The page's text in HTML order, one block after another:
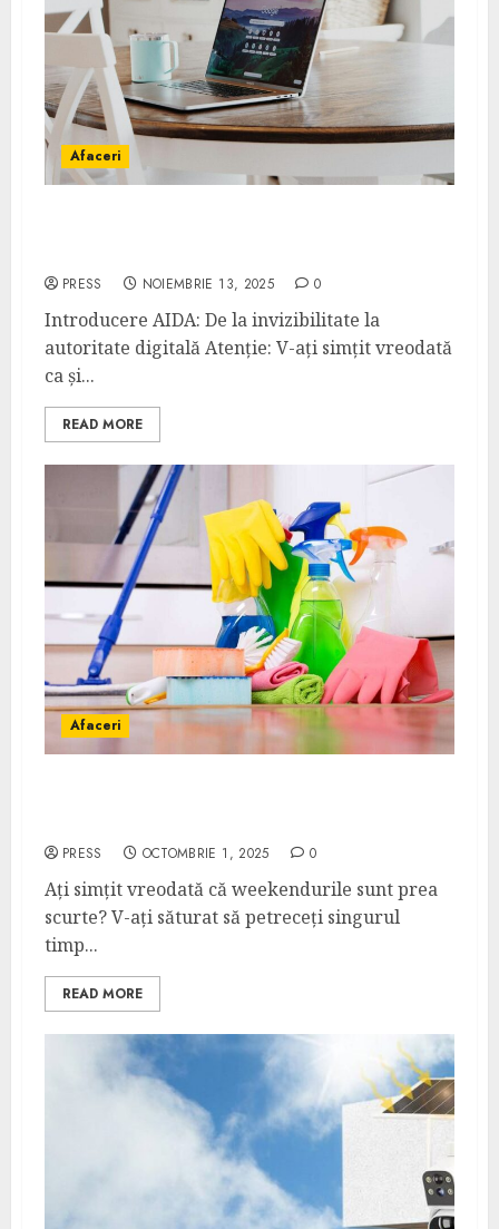
Afaceri
PRESS NOIEMBRIE 13, 2025 0
Introducere AIDA: De la invizibilitate la
autoritate digitală Atenție: V-ați simțit vreodată
ca și...
READ MORE
Afaceri
PRESS OCTOMBRIE 1, 2025 0
Ați simțit vreodată că weekendurile sunt prea
scurte? V-ați săturat să petreceți singurul
timp...
READ MORE